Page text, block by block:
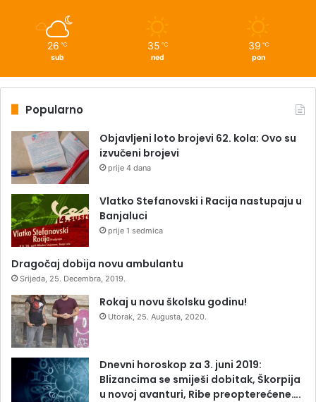
26 ℃
sub
35 ℃
ned
39 ℃
pon
Popularno
Objavljeni loto brojevi 62. kola: Ovo su
izvučeni brojevi
prije 4 dana
Vlatko Stefanovski i Racija nastupaju u
Banjaluci
prije 1 sedmica
Dragočaj dobija novu ambulantu
Srijeda, 25. Decembra, 2019.
Rokaj u novu školsku godinu!
Utorak, 25. Augusta, 2020.
Dnevni horoskop za 3. juni 2019:
Blizancima se smiješi dobitak, Škorpija
u novoj avanturi, Ribe preopterećene….